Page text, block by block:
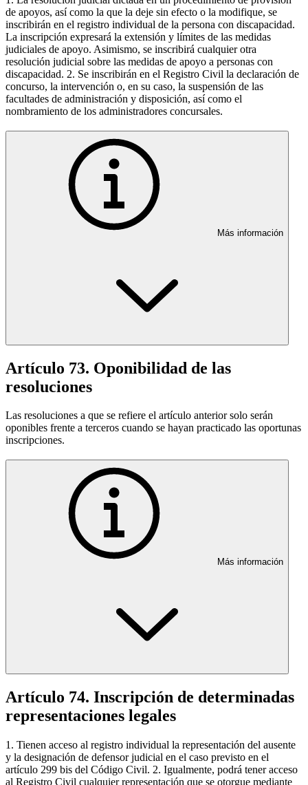
de apoyos, así como la que la deje sin efecto o la modifique, se
inscribirán en el registro individual de la persona con discapacidad.
La inscripción expresará la extensión y límites de las medidas
judiciales de apoyo. Asimismo, se inscribirá cualquier otra
resolución judicial sobre las medidas de apoyo a personas con
discapacidad. 2. Se inscribirán en el Registro Civil la declaración de
concurso, la intervención o, en su caso, la suspensión de las
facultades de administración y disposición, así como el
nombramiento de los administradores concursales.
Más información
Artículo 73. Oponibilidad de las
resoluciones
Las resoluciones a que se refiere el artículo anterior solo serán
oponibles frente a terceros cuando se hayan practicado las oportunas
inscripciones.
Más información
Artículo 74. Inscripción de determinadas
representaciones legales
1. Tienen acceso al registro individual la representación del ausente
y la designación de defensor judicial en el caso previsto en el
artículo 299 bis del Código Civil. 2. Igualmente, podrá tener acceso
al Registro Civil cualquier representación que se otorgue mediante